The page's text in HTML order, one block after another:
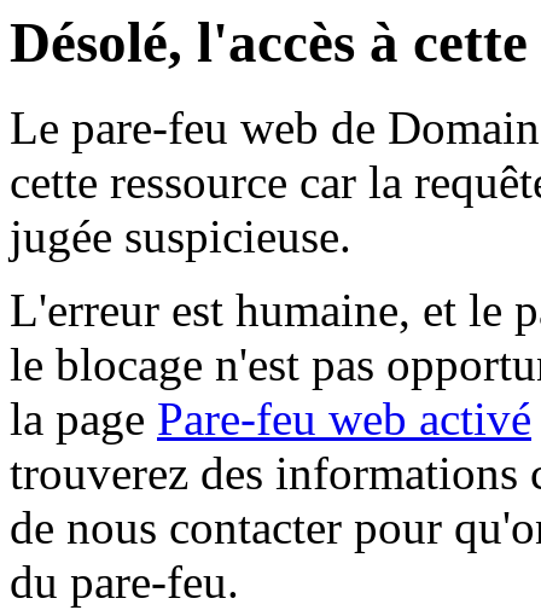
Désolé, l'accès à
Le pare-feu web de
cette ressource car la
jugée suspicieuse.
L'erreur est humaine, et le
le blocage n'est pas
la page Pare-feu web activé
trouverez des informations
de nous contacter pour
du pare-feu.